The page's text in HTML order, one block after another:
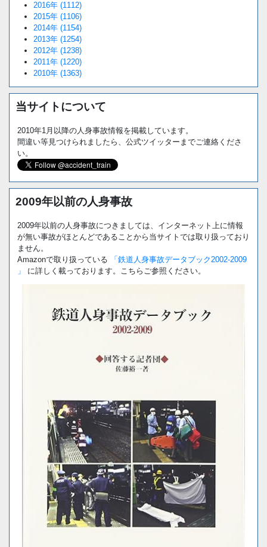
2016年 (1112)
2015年 (1106)
2014年 (1154)
2013年 (1254)
2012年 (1238)
2011年 (1220)
2010年 (1363)
当サイトについて
2010年1月以降の人身事故情報を掲載しています。
間違い等見つけられましたら、公式ツイッターまでご連絡くださ
い。
2009年以前の人身事故
2009年以前の人身事故につきましては、インターネット上に情報
が無い事故がほとんどであることから当サイトでは取り扱っており
ません。
Amazonで取り扱っている
「鉄道人身事故データブック2002-2009
」
に詳しく載っております。こちらご参照ください。